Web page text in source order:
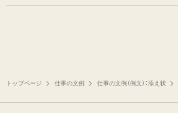
トップページ 仕事の文例 仕事の文例（例文）：添え状